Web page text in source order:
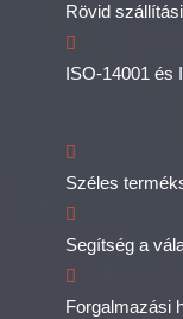
Rövid
ISO-14001 és
Széles
Segítség a
Forgalmazási